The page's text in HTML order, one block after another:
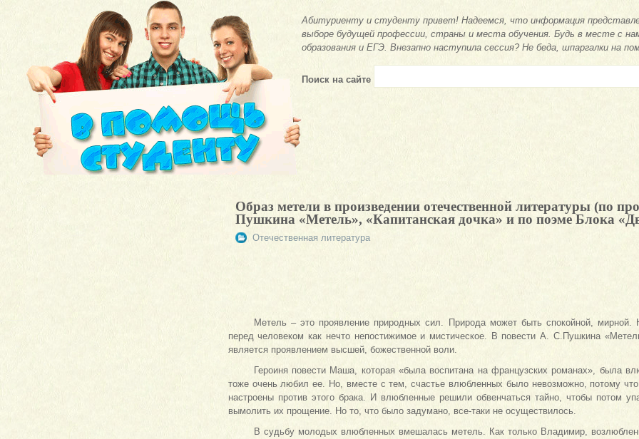
Абитуриенту и студенту привет! Надеемся, что информация
выборе будущей профессии, страны и места обучения. Будь в месте с
образования и ЕГЭ. Внезапно наступила сессия? Не беда, шпаргалки на
Поиск на сайте
Образ метели в произведении отечественной литературы (по
Пушкина «Метель», «Капитанская дочка» и по поэме Блока
Отечественная литература
Метель – это проявление природных сил. Природа может быть спокойной, мирной.
перед человеком как нечто непостижимое и мистическое. В повести А. С.Пушкина
является проявлением высшей, божественной воли.
Героиня повести Маша, которая «была воспитана на французских романах», была
тоже очень любил ее. Но, вместе с тем, счастье влюбленных было невозможно, потому
настроены против этого брака. И влюбленные решили обвенчаться тайно, чтобы потом
вымолить их прощение. Но то, что было задумано, все-таки не осуществилось.
В судьбу молодых влюбленных вмешалась метель. Как только Владимир,